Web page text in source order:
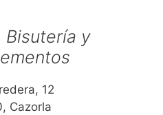
Bisutería y
12
Cazorla